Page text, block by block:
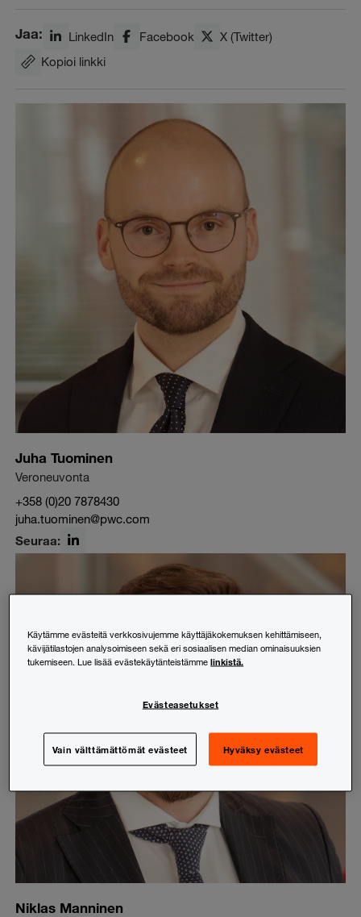
Jaa: LinkedIn Facebook
X (Twitter)
Kopioi linkki
Juha Tuominen
Veroneuvonta
+358 (0)20 7878430
juha.tuominen@pwc.com
Seuraa:
Niklas Manninen
Käytämme evästeitä verkkosivujemme käyttäjäkokemuksen kehittämiseen,
kävijätilastojen analysoimiseen sekä eri sosiaalisen median ominaisuuksien
tukemiseen. Lue lisää evästekäytänteistämmelinkistä.
Evästeasetukset
Vain välttämättömät evästeet Hyväksy evästeet